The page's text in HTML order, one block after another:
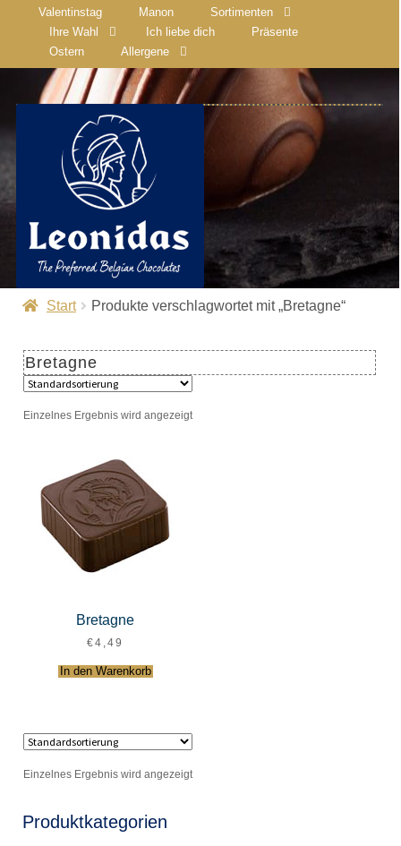
Valentinstag Manon
Sortimenten
Ihre Wahl
Ich liebe dich
Präsente
Ostern
Allergene
Start Produkte verschlagwortet mit „Bretagne“
Bretagne
Einzelnes Ergebnis wird angezeigt
Bretagne
€4,49
In den Warenkorb
Einzelnes Ergebnis wird angezeigt
Produktkategorien